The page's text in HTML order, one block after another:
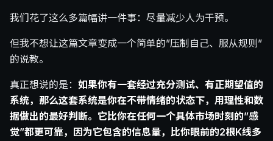
我们花了这么多篇幅讲一件事：尽量减少人为干预。
但我不想让这篇文章变成一个简单的”压制自己、服从规则”
的说教。
真正想说的是： 如果你有一套经过充分测试、有正期望值的
系统，那么这套系统是你在不带情绪的状态下，用理性和数
据做出的最好判断。它比你在任何一个具体市场时刻的”感
觉”都更可靠，因为它包含的信息量，比你眼前的2根K线多